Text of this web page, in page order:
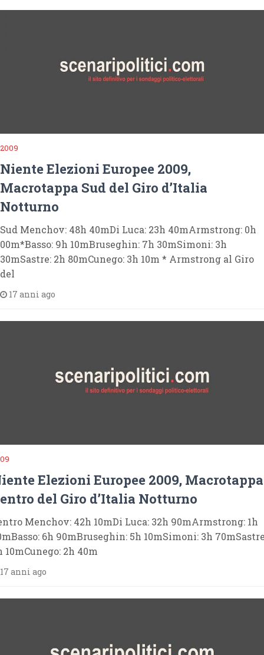
2009
Niente Elezioni Europee 2009,
Macrotappa Sud del Giro d’Italia
Notturno
Sud Menchov: 48h 40mDi Luca: 23h 40mArmstrong: 0h
00m*Basso: 9h 10mBruseghin: 7h 30mSimoni: 3h
30mSastre: 2h 80mCunego: 3h 10m * Armstrong al Giro
del
17 anni ago
Elezioni Europee 2009, Macrotappa
del Giro d’Italia Notturno
Menchov: 42h 10mDi Luca: 32h 90mArmstrong: 1h
6h 90mBruseghin: 5h 10mSimoni: 3h
10mCunego: 2h 40m
anni ago